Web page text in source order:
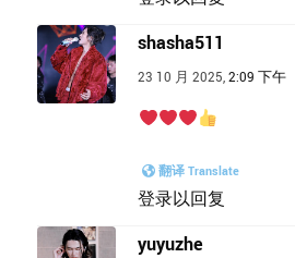
shasha511
23 10 月 2025,2:09 下午
翻译 Translate
登录以回复
yuyuzhe